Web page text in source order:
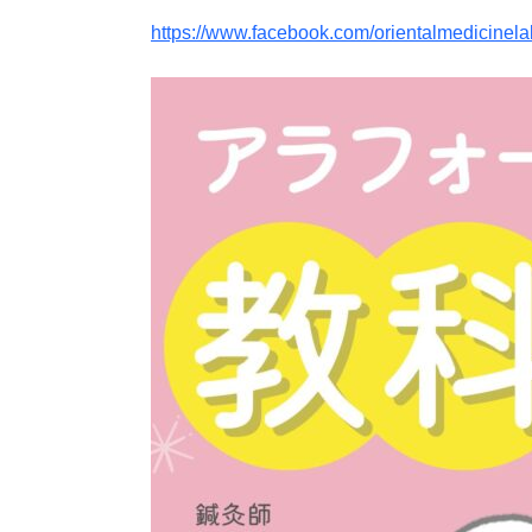
https://www.facebook.com/